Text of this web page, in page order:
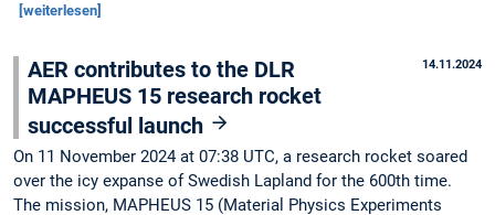
[weiterlesen]
14.11.2024
AER contributes to the DLR
MAPHEUS 15 research rocket
successful launch
On 11 November 2024 at 07:38 UTC, a research rocket soared
over the icy expanse of Swedish Lapland for the 600th time.
The mission, MAPHEUS 15 (Material Physics Experiments